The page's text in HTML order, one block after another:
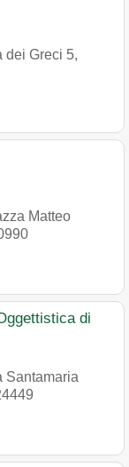
dei Greci 5,
Matteo
di
Santamaria